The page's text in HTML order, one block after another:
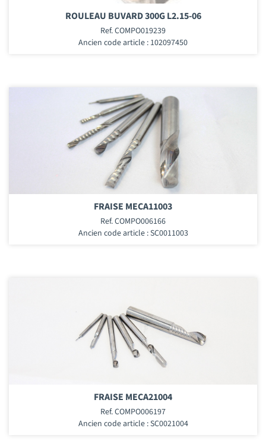
ROULEAU BUVARD 300G L2.15-06
Ref. COMPO019239
Ancien code article : 102097450
FRAISE MECA11003
Ref. COMPO006166
Ancien code article : SC0011003
FRAISE MECA21004
Ref. COMPO006197
Ancien code article : SC0021004